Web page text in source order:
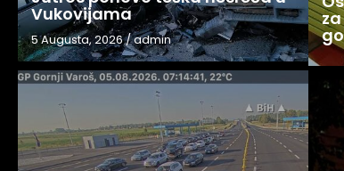
Vukovijama
5 Augusta, 2026/admin